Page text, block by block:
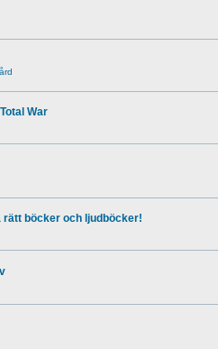
War
rätt böcker och ljudböcker!